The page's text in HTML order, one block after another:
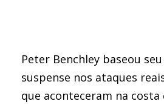
Peter Benchley baseou
suspense nos ataques
que aconteceram na costa